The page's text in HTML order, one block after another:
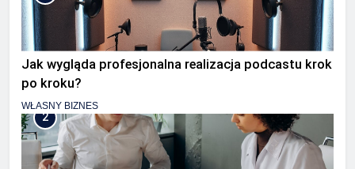
Jak wygląda profesjonalna realizacja podcastu krok
po kroku?
WŁASNY BIZNES
2